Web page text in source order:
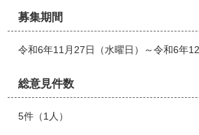
募集期間
令和6年11月27日（水曜日）～令和6年
総意見件数
5件（1人）